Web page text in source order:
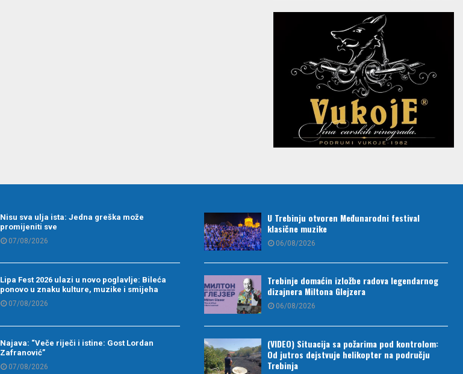
Nisu sva ulja ista: Jedna greška može
promijeniti sve
07/08/2026
Lipa Fest 2026 ulazi u novo poglavlje: Bileća
ponovo u znaku kulture, muzike i smijeha
07/08/2026
Najava: “Veče riječi i istine: Gost Lordan
Zafranović”
07/08/2026
U Trebinju otvoren Međunarodni festival
klasične muzike
06/08/2026
Trebinje domaćin izložbe radova legendarnog
dizajnera Miltona Glejzera
06/08/2026
(VIDEO) Situacija sa požarima pod kontrolom:
Od jutros dejstvuje helikopter na području
Trebinja